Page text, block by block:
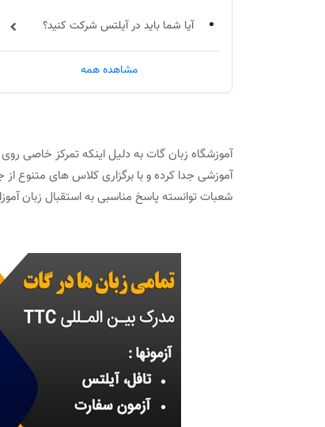
آیا شما باید در آیلتس شرکت کنید؟
انواع آزمون های زبان انگلیسی
مقایسه نمرات آیلتس PTE تافل
آموزش آیلتس آنلاین ( مجازی )
کلاس های انگلیسی عمومی Pre- IELTS
مشاهده همه
آموزشگاه زبان گات به دلیل اینکه تمرکز خاصی
آموزشی جدا کرده و با برگزاری کلاس های
شعبات توانسته پاسخ مناسبی به استقبال زبان